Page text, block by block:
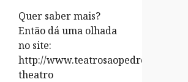
Quer saber mais?
Então dá uma olhada
no site:
http://www.teatrosaopedro.com.br/o-
theatro